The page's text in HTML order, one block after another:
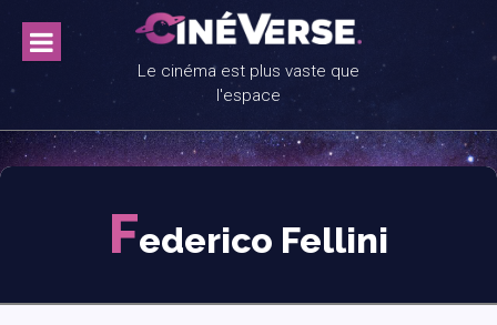
content
Le cinéma est plus vaste que
l'espace
Federico Fellini